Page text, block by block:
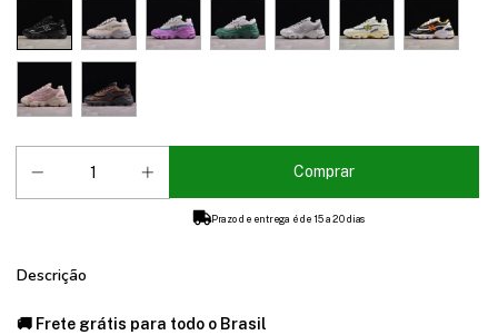
Prazo de entrega é de 15 a 20 dias
Descrição
🚚 Frete grátis para todo o Brasil